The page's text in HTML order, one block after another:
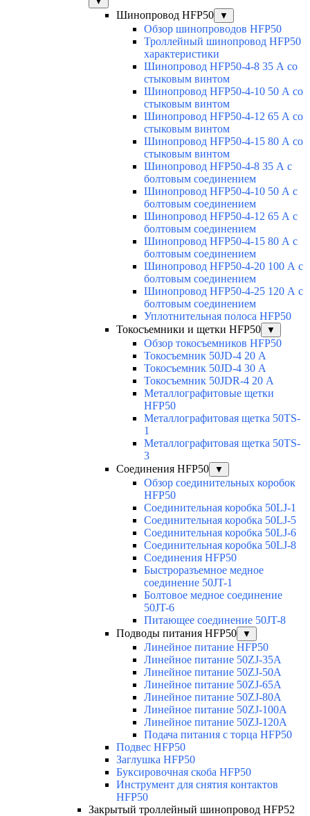
Шинопровод HFP50 ▼
Обзор шинопроводов HFP50
Троллейный шинопровод HFP50
характеристики
Шинопровод HFP50-4-8 35 А со
стыковым винтом
Шинопровод HFP50-4-10 50 А со
стыковым винтом
Шинопровод HFP50-4-12 65 А со
стыковым винтом
Шинопровод HFP50-4-15 80 А со
стыковым винтом
Шинопровод HFP50-4-8 35 А с
болтовым соединением
Шинопровод HFP50-4-10 50 А с
болтовым соединением
Шинопровод HFP50-4-12 65 А с
болтовым соединением
Шинопровод HFP50-4-15 80 А с
болтовым соединением
Шинопровод HFP50-4-20 100 А с
болтовым соединением
Шинопровод HFP50-4-25 120 А с
болтовым соединением
Уплотнительная полоса HFP50
Токосъемники и щетки HFP50
▼
Обзор токосъемников HFP50
Токосъемник 50JD-4 20 А
Токосъемник 50JD-4 30 А
Токосъемник 50JDR-4 20 А
Металлографитовые щетки
HFP50
Металлографитовая щетка 50TS-
1
Металлографитовая щетка 50TS-
3
Соединения HFP50
▼
Обзор соединительных коробок
HFP50
Соединительная коробка 50LJ-1
Соединительная коробка 50LJ-5
Соединительная коробка 50LJ-6
Соединительная коробка 50LJ-8
Соединения HFP50
Быстроразъемное медное
соединение 50JT-1
Болтовое медное соединение
50JT-6
Питающее соединение 50JT-8
Подводы питания HFP50
▼
Линейное питание HFP50
Линейное питание 50ZJ-35A
Линейное питание 50ZJ-50A
Линейное питание 50ZJ-65A
Линейное питание 50ZJ-80A
Линейное питание 50ZJ-100A
Линейное питание 50ZJ-120A
Подача питания с торца HFP50
Подвес HFP50
Заглушка HFP50
Буксировочная скоба HFP50
Инструмент для снятия контактов
HFP50
Закрытый троллейный шинопровод HFP52